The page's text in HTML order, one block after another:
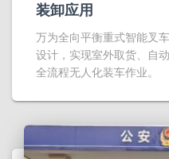
装卸应用
万为全向平衡重式智能叉
设计，实现室外取货、自
全流程无人化装车作业。